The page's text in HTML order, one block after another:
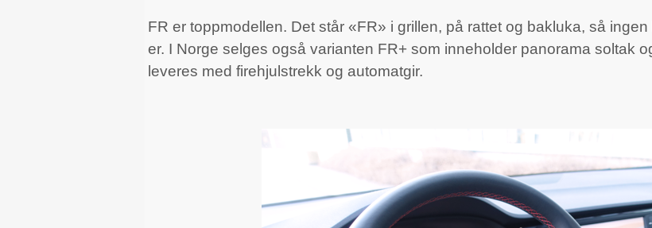
FR er toppmodellen. Det står «FR» i grillen, på rattet og bakluka, så
er. I Norge selges også varianten FR+ som inneholder panorama soltak
leveres med firehjulstrekk og automatgir.